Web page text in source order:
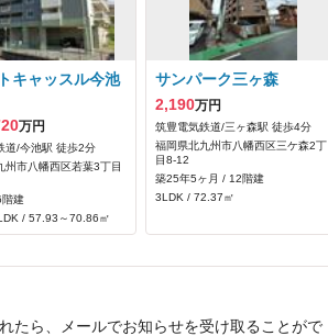
キャッスル今池
万円
道/今池駅 徒歩2分
州市八幡西区若葉3丁目
建
/ 57.93～70.86㎡
サンパーク三ヶ森
2,190万円
筑豊電気鉄道/三ヶ森駅 徒歩4分
福岡県北九州市八幡西区三ケ森2丁
目8-12
築25年5ヶ月 / 12階建
3LDK / 72.37㎡
たら、メールでお知らせを受け取ることがで